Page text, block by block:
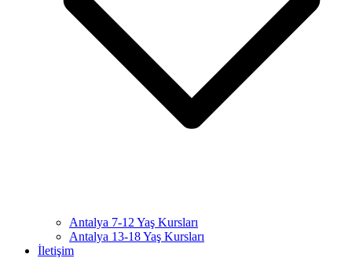
Antalya 7-12 Yaş Kursları
Antalya 13-18 Yaş Kursları
İletişim